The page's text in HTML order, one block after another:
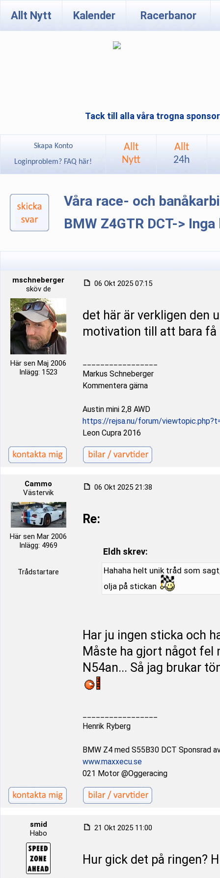
Allt Nytt Kalender Racerbanor
Tack till alla våra trogna
Skapa Konto
Loginproblem? FAQ här!
Allt
Nytt
Allt
24h
Våra race- och
BMW Z4GTR DCT->
mschneberger
sköv de
Här sen Maj 2006
Inlägg: 1523
06 Okt 2025 07:15
det här är verkligen den
motivation till att bara få
Markus Schneberger
Kommentera gärna
Austin mini 2,8 AWD
https://rejsa.nu/forum/
Leon Cupra 2016
Cammo
Västervik
Här sen Mar 2006
Inlägg: 4969
Trådstartare
06 Okt 2025 21:38
Re:
Eldh skrev:
Hahaha helt unik tråd som
olja på stickan
Har ju ingen sticka och
Måste ha gjort något fel
N54an... Så jag brukar
Henrik Ryberg
BMW Z4 med S55B30 DCT Sponsrad
www.maxxecu.se
021 Motor @Oggeracing
smid
Habo
21 Okt 2025 11:00
Hur gick det på ringen?